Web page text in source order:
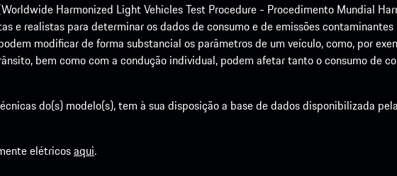
Harmonized Light Vehicles Test Procedure - Procedimento Mundial
e realistas para determinar os dados de consumo e de emissões
modificar de forma substancial os parâmetros de um veículo, como, por
bem como com a condução individual, podem afetar tanto o consumo de
do(s) modelo(s), tem à sua disposição a base de dados disponibilizada
elétricosaqui.